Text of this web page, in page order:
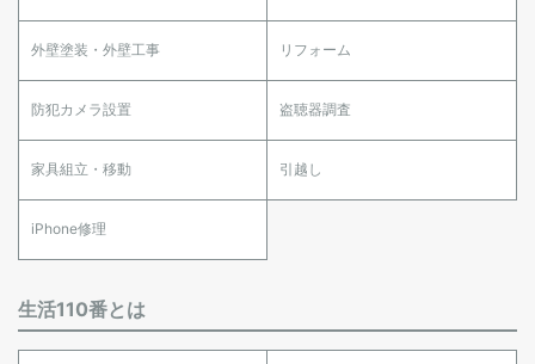
外壁塗装・外壁工事 リフォーム
防犯カメラ設置 盗聴器調査
家具組立・移動 引越し
iPhone修理
生活110番とは